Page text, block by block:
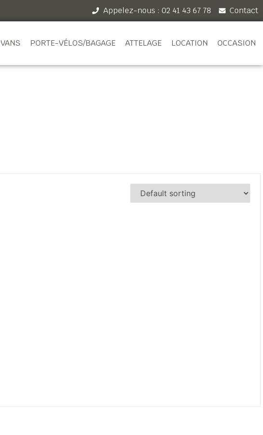
Appelez-nous : 02 41 43 67 78 Contact
VANS PORTE-VÉLOS/BAGAGE ATTELAGE LOCATION OCCASION